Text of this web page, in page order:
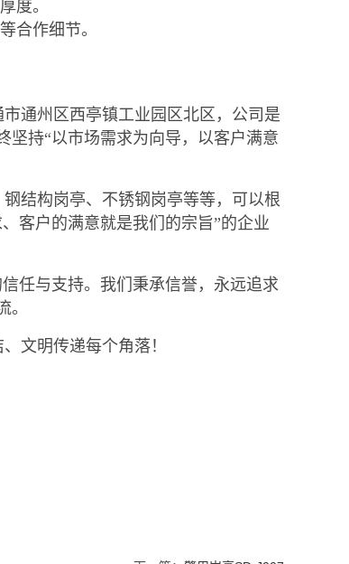
度。
合作细节。
通州区西亭镇工业园区北区，公司是
坚持“以市场需求为向导，以客户满意
结构岗亭、不锈钢岗亭等等，可以根
客户的满意就是我们的宗旨”的企业
任与支持。我们秉承信誉，永远追求
。
文明传递每个角落！